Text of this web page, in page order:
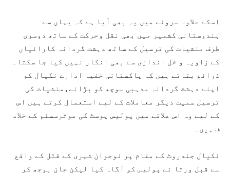
اسکے علاوہ سروئے میں یہ بھی آیا ہے کہ یہاں سے
ہندوستانی کشمیر میں بھی نقل وحرکت کے ساتھ دوسری
طرف منشیات کی ترسیل کے ساتھ دہشت گردانہ کارائیاں
کے زاویہ و خل اندازی سے بھی انکار نہیں کیا جا سکتا۔
ذرائع بتاتے ہیں کہ پاکستانی خفیہ ادارے نکیال کو
اپنے دہشت گردانہ مذہبی سوچھ کو بڑانے،منشیات کی
ترسیل سمیت دیگر معاملات کے لیے استعمال کرتے ہیں اس
کے لیے وہ اس علاقے میں پولیس پوسٹ کی موثرسسٹم کے خلاد
ف ہیں۔
نکیال جندروٹ کے مقام پر نوجوان شہری کے قتل کے واقع
سے قبل ورثا نے پولیس کو آگاہ کیا لیکن جان بوجھ کر